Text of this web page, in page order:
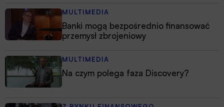
MULTIMEDIA
Banki mogą bezpośrednio finansować
przemysł zbrojeniowy
MULTIMEDIA
Na czym polega faza Discovery?